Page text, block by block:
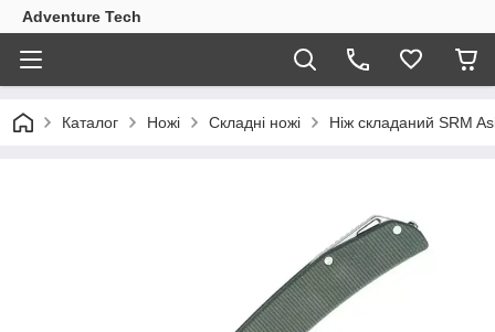
Adventure Tech
Каталог Ножі Складні ножі Ніж складаний SRM